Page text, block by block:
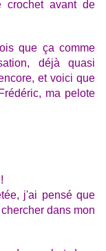
avant de
que ça comme
déjà quasi
et voici que
ma pelote
j'ai pensé que
dans mon